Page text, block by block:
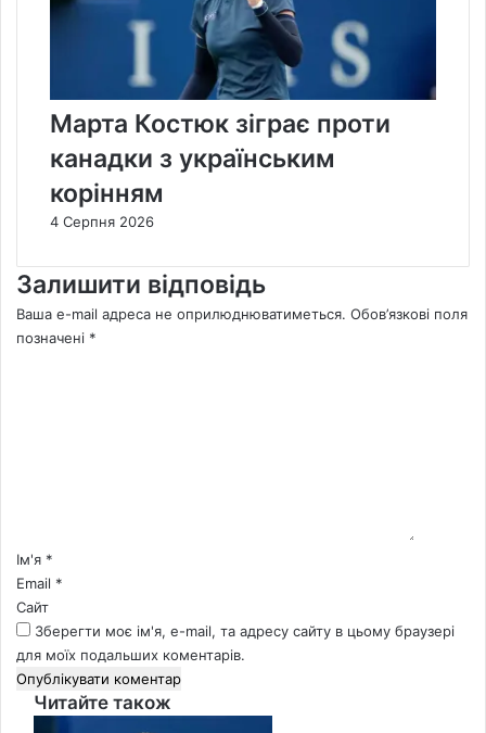
Марта Костюк зіграє проти
канадки з українським
корінням
4 Серпня 2026
Залишити відповідь
Ваша e-mail адреса не оприлюднюватиметься. Обов’язкові поля
позначені *
*
Ім'я *
Email *
Сайт
Зберегти моє ім'я, e-mail, та адресу сайту в цьому браузері
для моїх подальших коментарів.
Читайте також